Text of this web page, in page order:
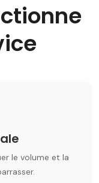
le volume et la